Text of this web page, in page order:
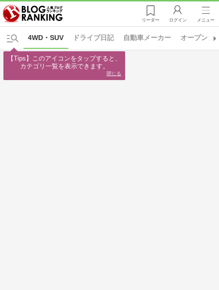
リーダー ログイン メニュー
ドライブ日記 自動車メーカー
4WD・SUV オープンカ
【Tips】このアイコンをタップすると、
カテゴリ一覧を表示できます。
閉じる